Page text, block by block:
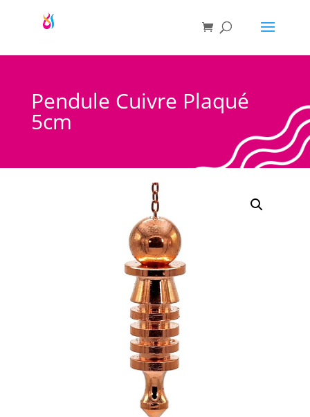
Pendule Cuivre Plaqué
5cm